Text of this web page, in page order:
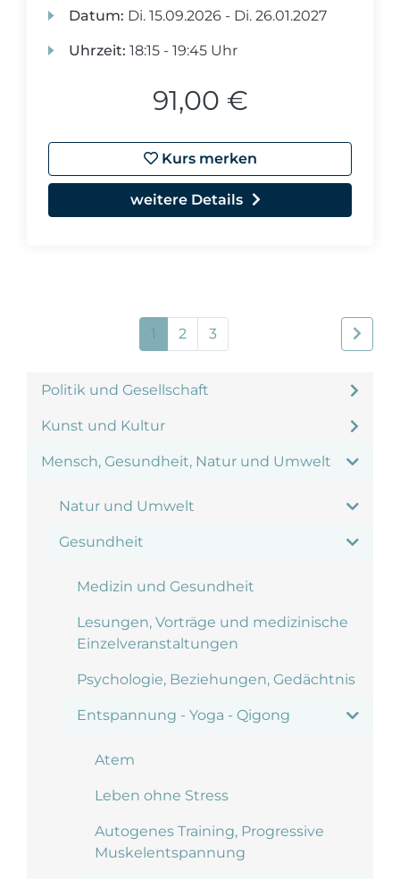
Politik und Gesellschaft
Kunst und Kultur
Mensch, Gesundheit, Natur und Umwelt
Natur und Umwelt
Gesundheit
Medizin und Gesundheit
Lesungen, Vorträge und medizinische
Einzelveranstaltungen
Psychologie, Beziehungen, Gedächtnis
Entspannung - Yoga - Qigong
Atem
Leben ohne Stress
Autogenes Training, Progressive
Muskelentspannung
Datum: Di. 15.09.2026 - Di. 26.01.2027
Uhrzeit: 18:15 - 19:45 Uhr
91,00 €
Kurs merken
weitere Details
1 2 3